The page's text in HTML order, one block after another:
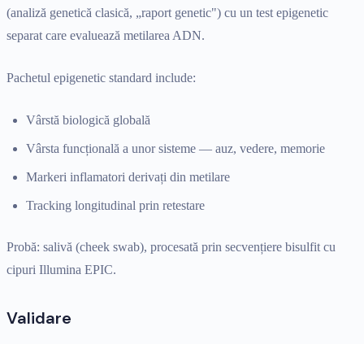
(analiză genetică clasică, „raport genetic") cu un test epigenetic
separat care evaluează metilarea ADN.
Pachetul epigenetic standard include:
Vârstă biologică globală
Vârsta funcțională a unor sisteme — auz, vedere, memorie
Markeri inflamatori derivați din metilare
Tracking longitudinal prin retestare
Probă: salivă (cheek swab), procesată prin secvențiere bisulfit cu
cipuri Illumina EPIC.
Validare